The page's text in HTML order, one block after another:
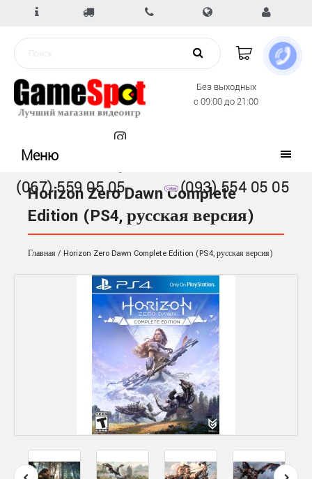
Без выходных
с 09:00 до 21:00
(067) 559 05 05 (093) 554 05 05
Меню
Horizon Zero Dawn Complete
Edition (PS4, русская версия)
Главная Horizon Zero Dawn Complete Edition (PS4, русская версия)